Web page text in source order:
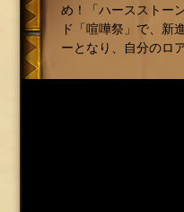
め！「ハースストー
ド「喧嘩祭」で、新
ーとなり、自分のロ